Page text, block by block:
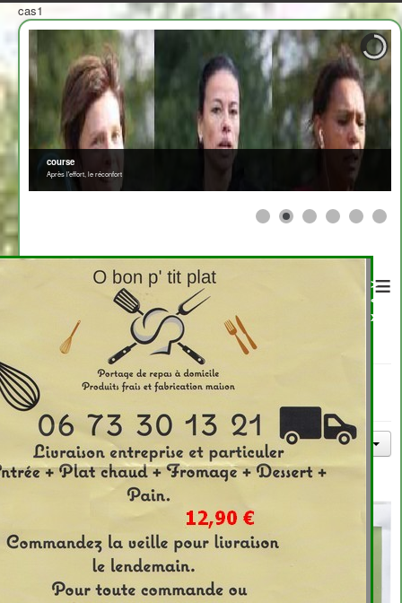
cas1
≡
Tour Sports Loisirs
fête de la musique
Détails
Publication : 8 juin 2025
Affichages : 875
>
<
x